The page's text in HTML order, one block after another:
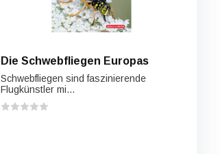
Die Schwebfliegen Europas
Schwebfliegen sind faszinierende
Flugkünstler mi...